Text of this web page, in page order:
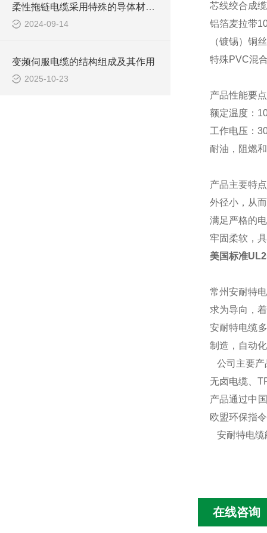
柔性拖链电缆采用特殊的导体材料和绝缘层设计
2024-09-14
变频伺服电缆的结构组成及其作用
2025-10-23
芯线绞合成缆
铝箔麦拉带
（镀锡）铜
特殊PVC混
产品性能要
额定温度：
工作电压：
耐油，阻燃
产品主要特点
外径小，从
满足严格的
牢固柔软，
美国标准
常州安耐特
求为导向，
安耐特电缆
制造，自动
公司主要产
无卤电缆、
产品通过中
欧盟环保指
安耐特电缆
在线咨询